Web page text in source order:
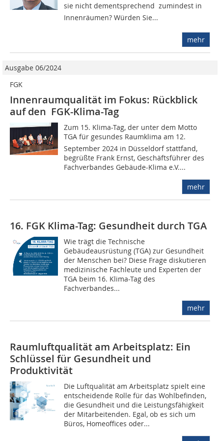
sie nicht dementsprechend  zumindest in
Innenräumen? Würden Sie...
mehr
Ausgabe 06/2024
FGK
Innenraumqualität im Fokus: Rückblick
auf den ­ FGK-Klima-Tag
Zum 15. Klima-Tag, der unter dem Motto
TGA für gesundes Raumklima am 12.
September 2024 in Düsseldorf stattfand,
begrüßte Frank Ernst, Geschäftsführer des
Fachverbandes Gebäude-Klima e.V....
mehr
16. FGK Klima-Tag: Gesundheit durch TGA
Wie trägt die Technische
Gebäudeausrüstung (TGA) zur Gesundheit
der Menschen bei? Diese Frage diskutieren
medizinische Fachleute und Experten der
TGA beim 16. Klima-Tag des
Fachverbandes...
mehr
Raumluftqualität am Arbeitsplatz: Ein
Schlüssel für Gesundheit und
Produktivität
Die Luftqualität am Arbeitsplatz spielt eine
entscheidende Rolle für das Wohlbefinden,
die Gesundheit und die Leistungsfähigkeit
der Mitarbeitenden. Egal, ob es sich um
Büros, Homeoffices oder...